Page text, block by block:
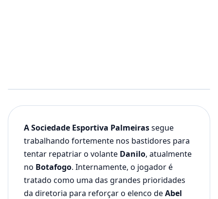
A Sociedade Esportiva Palmeirassegue
trabalhando fortemente nos bastidores para
tentar repatriar o volante Danilo, atualmente
no Botafogo. Internamente, o jogador é
tratado como uma das grandes prioridades
da diretoria para reforçar o elenco deAbel